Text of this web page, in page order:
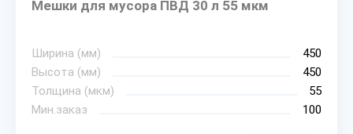
Мешки для мусора ПВД 30 л 55 мкм
Ширина (мм)
450
Высота (мм)
450
Толщина (мкм)
55
Мин.заказ
100